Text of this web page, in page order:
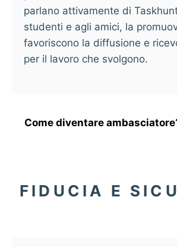
parlano attivamente di
studenti e agli amici, la
favoriscono la diffusione e
per il lavoro che svolgono.
Come diventare
FIDUCIA E